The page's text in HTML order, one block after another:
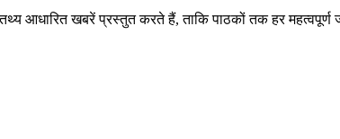
आधारित खबरें प्रस्तुत करते हैं, ताकि पाठकों तक हर